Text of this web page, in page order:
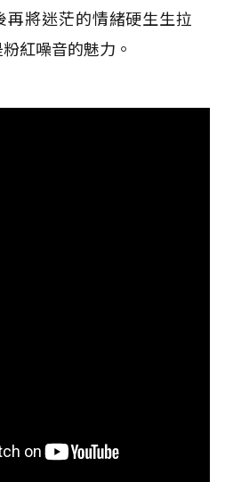
再將迷茫的情緒硬生生拉
紅噪音的魅力。